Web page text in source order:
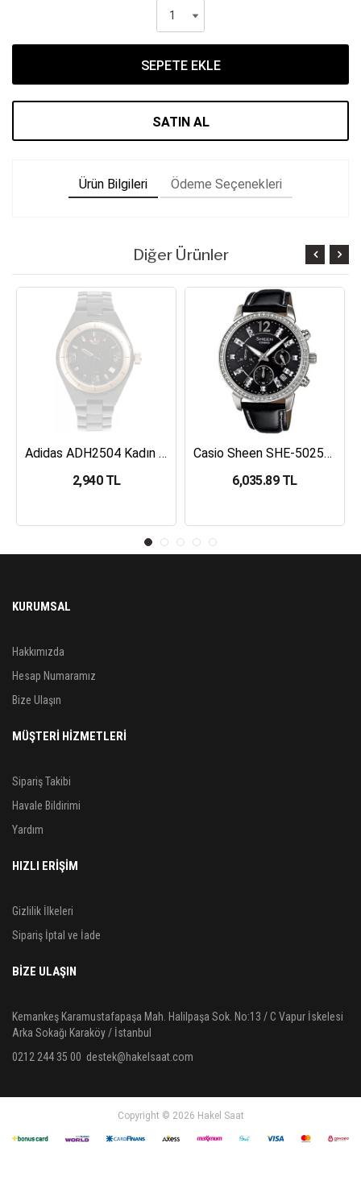
SEPETE EKLE
SATIN AL
Ürün Bilgileri Ödeme Seçenekleri
Diğer Ürünler
Adidas ADH2504 Kadın Kol Saati
2,940 TL
Casio Sheen SHE-5025BL-1ADR Kadın Kol Saati
6,035.89 TL
KURUMSAL
Hakkımızda
Hesap Numaramız
Bize Ulaşın
MÜŞTERİ HİZMETLERİ
Sipariş Takibi
Havale Bildirimi
Yardım
HIZLI ERİŞİM
Gizlilik İlkeleri
Sipariş İptal ve İade
BIZE ULAŞIN
Kemankeş Karamustafapaşa Mah. Halilpaşa Sok. No:13 / C Vapur İskelesi
Arka Sokağı Karaköy / İstanbul
0212 244 35 00 destek@hakelsaat.com
Copyright © 2026 Hakel Saat